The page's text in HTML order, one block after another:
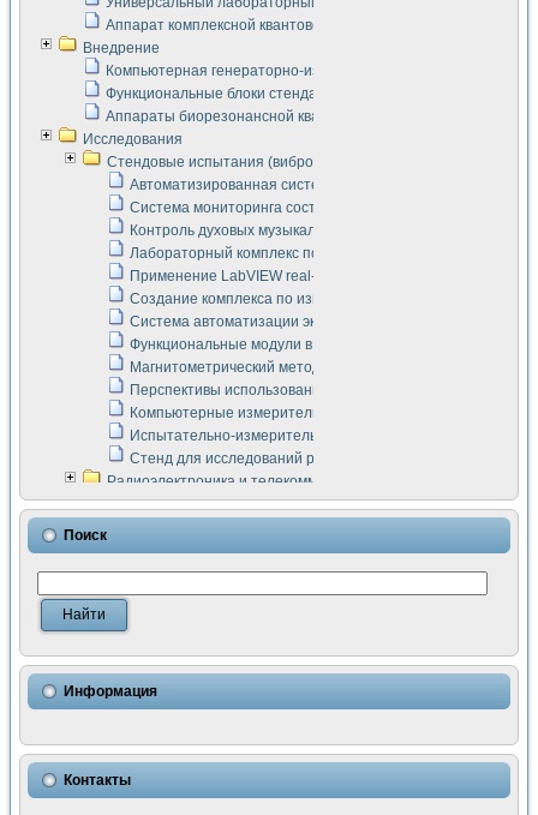
Аппарат комплексной квантовой терапии Интроскан
Внедрение
Компьютерная генераторно-измерительная система
Функциональные блоки стенда "Сигнал-USB"
Аппараты биорезонансной квантовой терапии серии СКАН
Исследования
Стендовые испытания (виброакустика, тензометрия и т.п.)
Автоматизированная система измерения параметров
Система мониторинга состояния тяговых
Контроль духовых музыкальных инструментов
Лабораторный комплекс по исследованию элементной
Применение LabVIEW real-time module для
Создание комплекса по измерению скорости подвижного
Система автоматизации экспериментальных
Функциональные модули в стандарте Nl SCXI для
Магнитометрический метод в дефектоскопии сварных
Перспективы использования машинного зрения в
Компьютерные измерительные системы для
Испытательно-измерительный комплекс аппаратуры для
Стенд для исследований рабочих процессов ДВС в
Радиоэлектроника и телекоммуникации
LabVIEW в расчетах радиолиний систем передачи данных
Аппаратно-программный комплекс для исследования
Виртуальный лабораторный стенд для исследования
Измерение шумовых параметров операционных
Измерительный преобразователь на основе цифровой
Использование NI LabVIEW для математического
Исследовние возможности создания измерителя ВАХ
Математическое моделирование генератора сигналов -
Применение осциллографического модуля с высоким
Симуляция отклика импульсного радиолокационного
Автоматизация формирования уравнений состояния для
Поиск
Информация
Контакты